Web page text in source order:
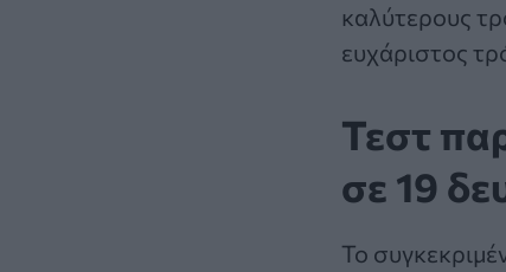
καλύτερους
ευχάριστος
Τεστ
σε 19
Το